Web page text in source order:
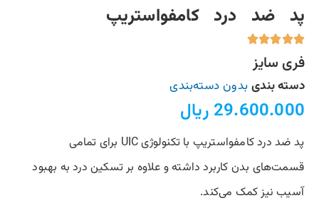
پد ضد درد کامفواستریپ
فری سایز
دسته بندی بدون دسته‌بندی
29.600.000 ریال
پد ضد درد کامفواستریپ با تکنولوژی UIC برای تمامی
قسمت‌های بدن کاربرد داشته و علاوه بر تسکین درد به بهبود
آسیب نیز کمک می‌کند.